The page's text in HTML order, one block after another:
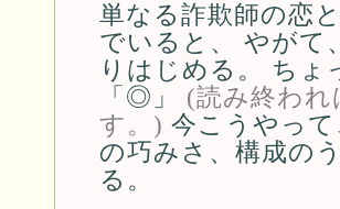
単なる詐欺師の恋
でいると、 やがて
りはじめる。 ちょ
「◎」 (読み終わ
す。) 今こうやっ
の巧みさ、構成の
る。